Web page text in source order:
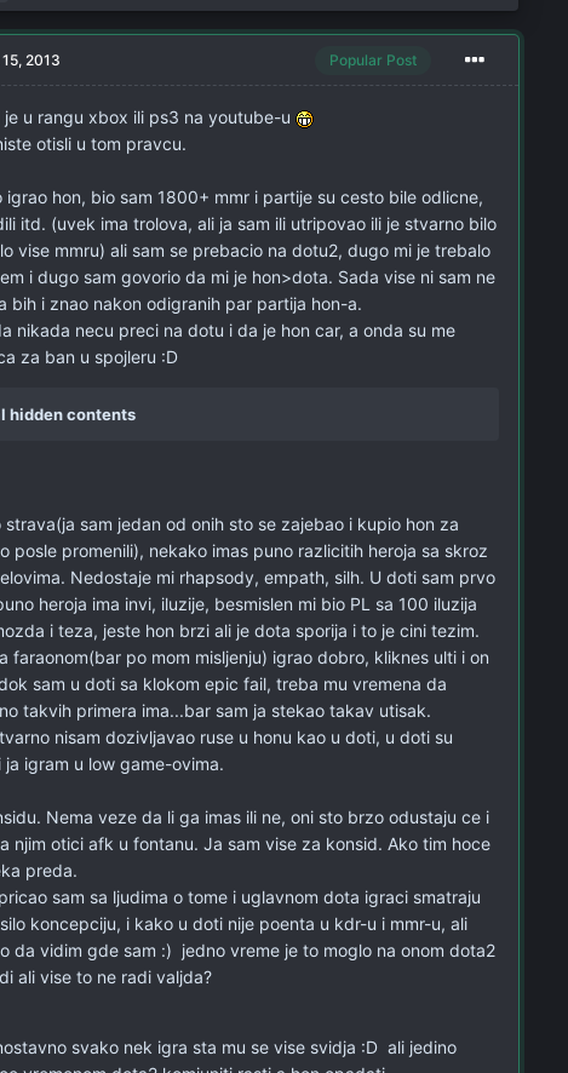
Popular Post
2013
je u rangu xbox ili ps3 na youtube-u
otisli u tom pravcu.
igrao hon, bio sam 1800+ mmr i partije su cesto bile odlicne,
itd. (uvek ima trolova, ali ja sam ili utripovao ili je stvarno bilo
vise mmru) ali sam se prebacio na dotu2, dugo mi je trebalo
i dugo sam govorio da mi je hon>dota. Sada vise ni sam ne
bih i znao nakon odigranih par partija hon-a.
nikada necu preci na dotu i da je hon car, a onda su me
za ban u spojleru :D
hidden contents
strava(ja sam jedan od onih sto se zajebao i kupio hon za
posle promenili), nekako imas puno razlicitih heroja sa skroz
Nedostaje mi rhapsody, empath, silh. U doti sam prvo
heroja ima invi, iluzije, besmislen mi bio PL sa 100 iluzija
i teza, jeste hon brzi ali je dota sporija i to je cini tezim.
faraonom(bar po mom misljenju) igrao dobro, kliknes ulti i on
sam u doti sa klokom epic fail, treba mu vremena da
takvih primera ima...bar sam ja stekao takav utisak.
nisam dozivljavao ruse u honu kao u doti, u doti su
ja igram u low game-ovima.
Nema veze da li ga imas ili ne, oni sto brzo odustaju ce i
njim otici afk u fontanu. Ja sam vise za konsid. Ako tim hoce
preda.
sam sa ljudima o tome i uglavnom dota igraci smatraju
koncepciju, i kako u doti nije poenta u kdr-u i mmr-u, ali
da vidim gde sam :) jedno vreme je to moglo na onom dota2
ali vise to ne radi valjda?
svako nek igra sta mu se vise svidja :D ali jedino